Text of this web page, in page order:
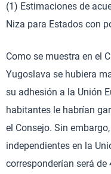
(1) Estimaciones de
Niza para Estados con
Como se muestra en el
Yugoslava se hubiera
su adhesión a la Unión
habitantes le habrían
el Consejo. Sin
independientes en la
corresponderían será